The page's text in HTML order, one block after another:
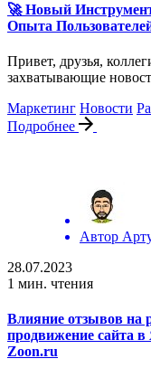
🚀 Новый
Опыта
Привет, друзья,
захватывающие
Маркетинг Новости
Подробнее
Автор
28.07.2023
1 мин. чтения
Влияние отзывов на
продвижение сайта
Zoon.ru